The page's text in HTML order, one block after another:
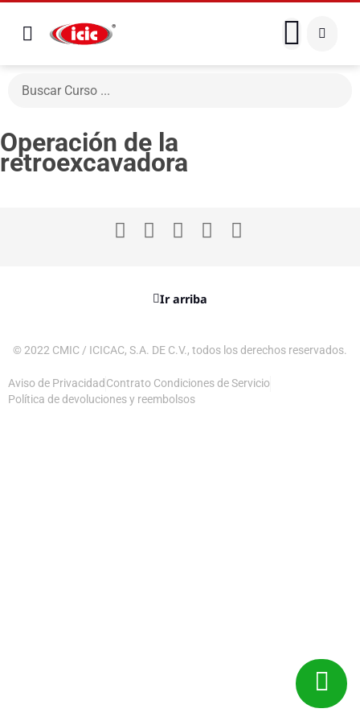
Operación de la
retroexcavadora
Ir arriba
© 2022 CMIC / ICICAC, S.A. DE C.V., todos los derechos reservados.
Aviso de Privacidad Contrato Condiciones de Servicio
Política de devoluciones y reembolsos